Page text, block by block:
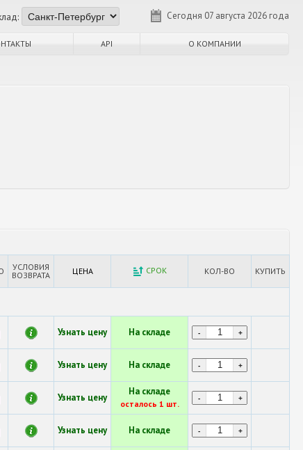
Сегодня 07 августа 2026 года
API О КОМПАНИИ
УСЛОВИЯ
ВОЗВРАТА
ЦЕНА СРОК КОЛ-ВО КУПИТЬ
Узнать цену На складе - +
Узнать цену На складе - +
Узнать цену
На складе
осталось 1 шт.
- +
Узнать цену На складе - +